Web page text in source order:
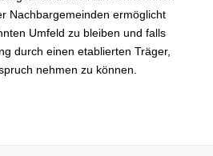
Nachbargemeinden ermöglicht
Umfeld zu bleiben und falls
durch einen etablierten Träger,
nehmen zu können.